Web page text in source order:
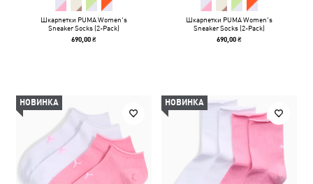
Шкарпетки PUMA Women's
Sneaker Socks (2-Pack)
690,00 ₴
Шкарпетки PUMA Women's
Sneaker Socks (2-Pack)
690,00 ₴
НОВИНКА НОВИНКА